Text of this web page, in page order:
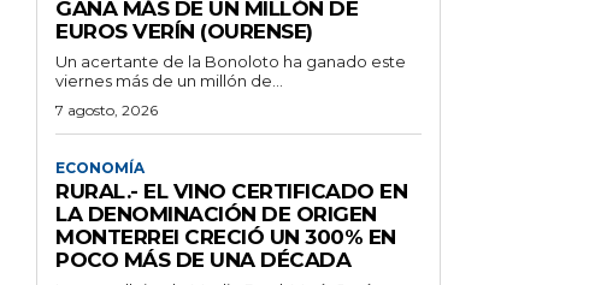
GANA MÁS DE UN MILLÓN DE
EUROS VERÍN (OURENSE)
Un acertante de la Bonoloto ha ganado este
viernes más de un millón de...
7 agosto, 2026
ECONOMÍA
RURAL.- EL VINO CERTIFICADO EN
LA DENOMINACIÓN DE ORIGEN
MONTERREI CRECIÓ UN 300% EN
POCO MÁS DE UNA DÉCADA